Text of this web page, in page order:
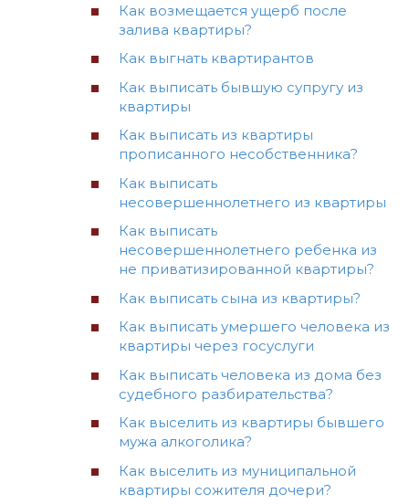
Как возмещается ущерб после
залива квартиры?
Как выгнать квартирантов
Как выписать бывшую супругу из
квартиры
Как выписать из квартиры
прописанного несобственника?
Как выписать
несовершеннолетнего из квартиры
Как выписать
несовершеннолетнего ребенка из
не приватизированной квартиры?
Как выписать сына из квартиры?
Как выписать умершего человека из
квартиры через госуслуги
Как выписать человека из дома без
судебного разбирательства?
Как выселить из квартиры бывшего
мужа алкоголика?
Как выселить из муниципальной
квартиры сожителя дочери?